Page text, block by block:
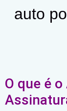
auto
O que é